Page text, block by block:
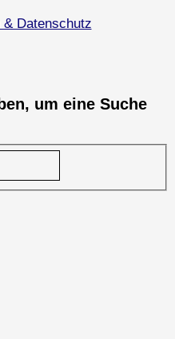
& Datenschutz
um eine Suche